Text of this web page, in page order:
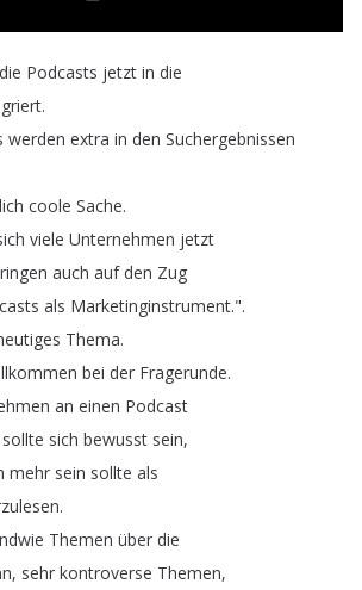
die Podcasts jetzt in die
.
werden extra in den Suchergebnissen
coole Sache.
viele Unternehmen jetzt
auch auf den Zug
als Marketinginstrument.".
Thema.
bei der Fragerunde.
an einen Podcast
sollte sich bewusst sein,
mehr sein sollte als
.
Themen über die
, sehr kontroverse Themen,